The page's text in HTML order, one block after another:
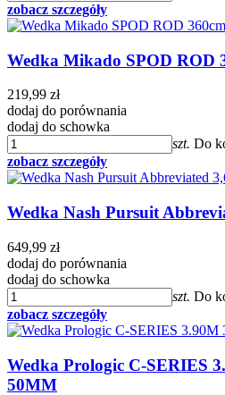
zobacz szczegóły
Wedka Mikado SPOD ROD
219,99 zł
dodaj do porównania
dodaj do schowka
szt. Do
zobacz szczegóły
Wedka Nash Pursuit
649,99 zł
dodaj do porównania
dodaj do schowka
szt. Do
zobacz szczegóły
Wedka Prologic C-SERIES
50MM